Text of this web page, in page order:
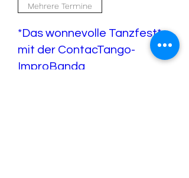
Mehrere Termine
*Das wonnevolle Tanzfest*
mit der ContacTango-
ImproBanda